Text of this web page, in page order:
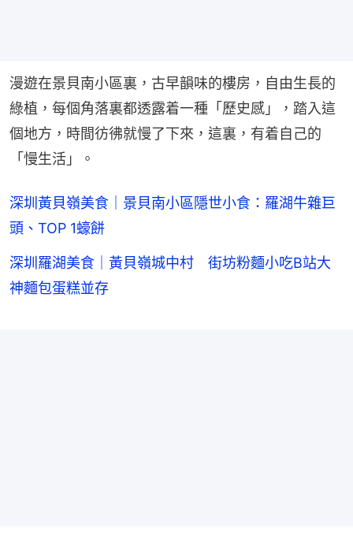
漫遊在景貝南小區裏，古早韻味的樓房，自由生長的
綠植，每個角落裏都透露着一種「歷史感」，踏入這
個地方，時間彷彿就慢了下來，這裏，有着自己的
「慢生活」。
深圳黃貝嶺美食｜景貝南小區隱世小食：羅湖牛雜巨
頭、TOP 1蠔餅
深圳羅湖美食｜黃貝嶺城中村 街坊粉麵小吃B站大
神麵包蛋糕並存